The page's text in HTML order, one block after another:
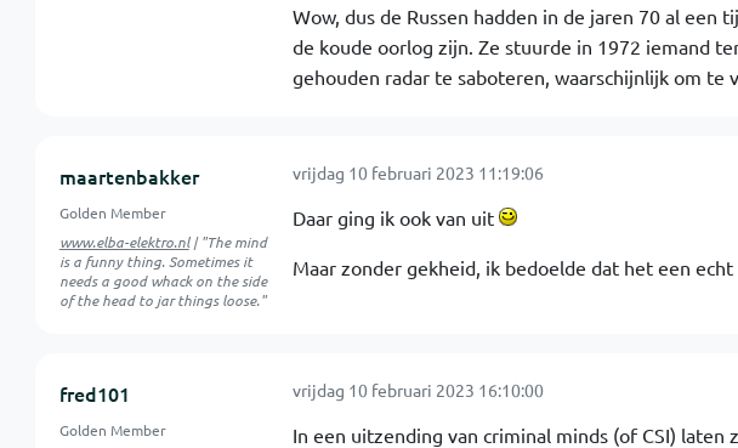
Wow, dus de Russen hadden in de jaren 70 al
de koude oorlog zijn. Ze stuurde in 1972 iemand
gehouden radar te saboteren, waarschijnlijk om
maartenbakker
Golden Member
www.elba-elektro.nl| "The mind
is a funny thing. Sometimes it
needs a good whack on the side
of the head to jar things loose."
vrijdag 10 februari 2023 11:19:06
Daar ging ik ook van uit
Maar zonder gekheid, ik bedoelde dat het een
fred101
Golden Member
vrijdag 10 februari 2023 16:10:00
In een uitzending van criminal minds (of CSI)